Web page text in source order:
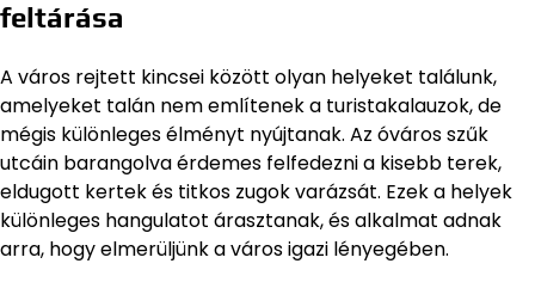
feltárása
A város rejtett kincsei között olyan helyeket találunk,
amelyeket talán nem említenek a turistakalauzok, de
mégis különleges élményt nyújtanak. Az óváros szűk
utcáin barangolva érdemes felfedezni a kisebb terek,
eldugott kertek és titkos zugok varázsát. Ezek a helyek
különleges hangulatot árasztanak, és alkalmat adnak
arra, hogy elmerüljünk a város igazi lényegében.